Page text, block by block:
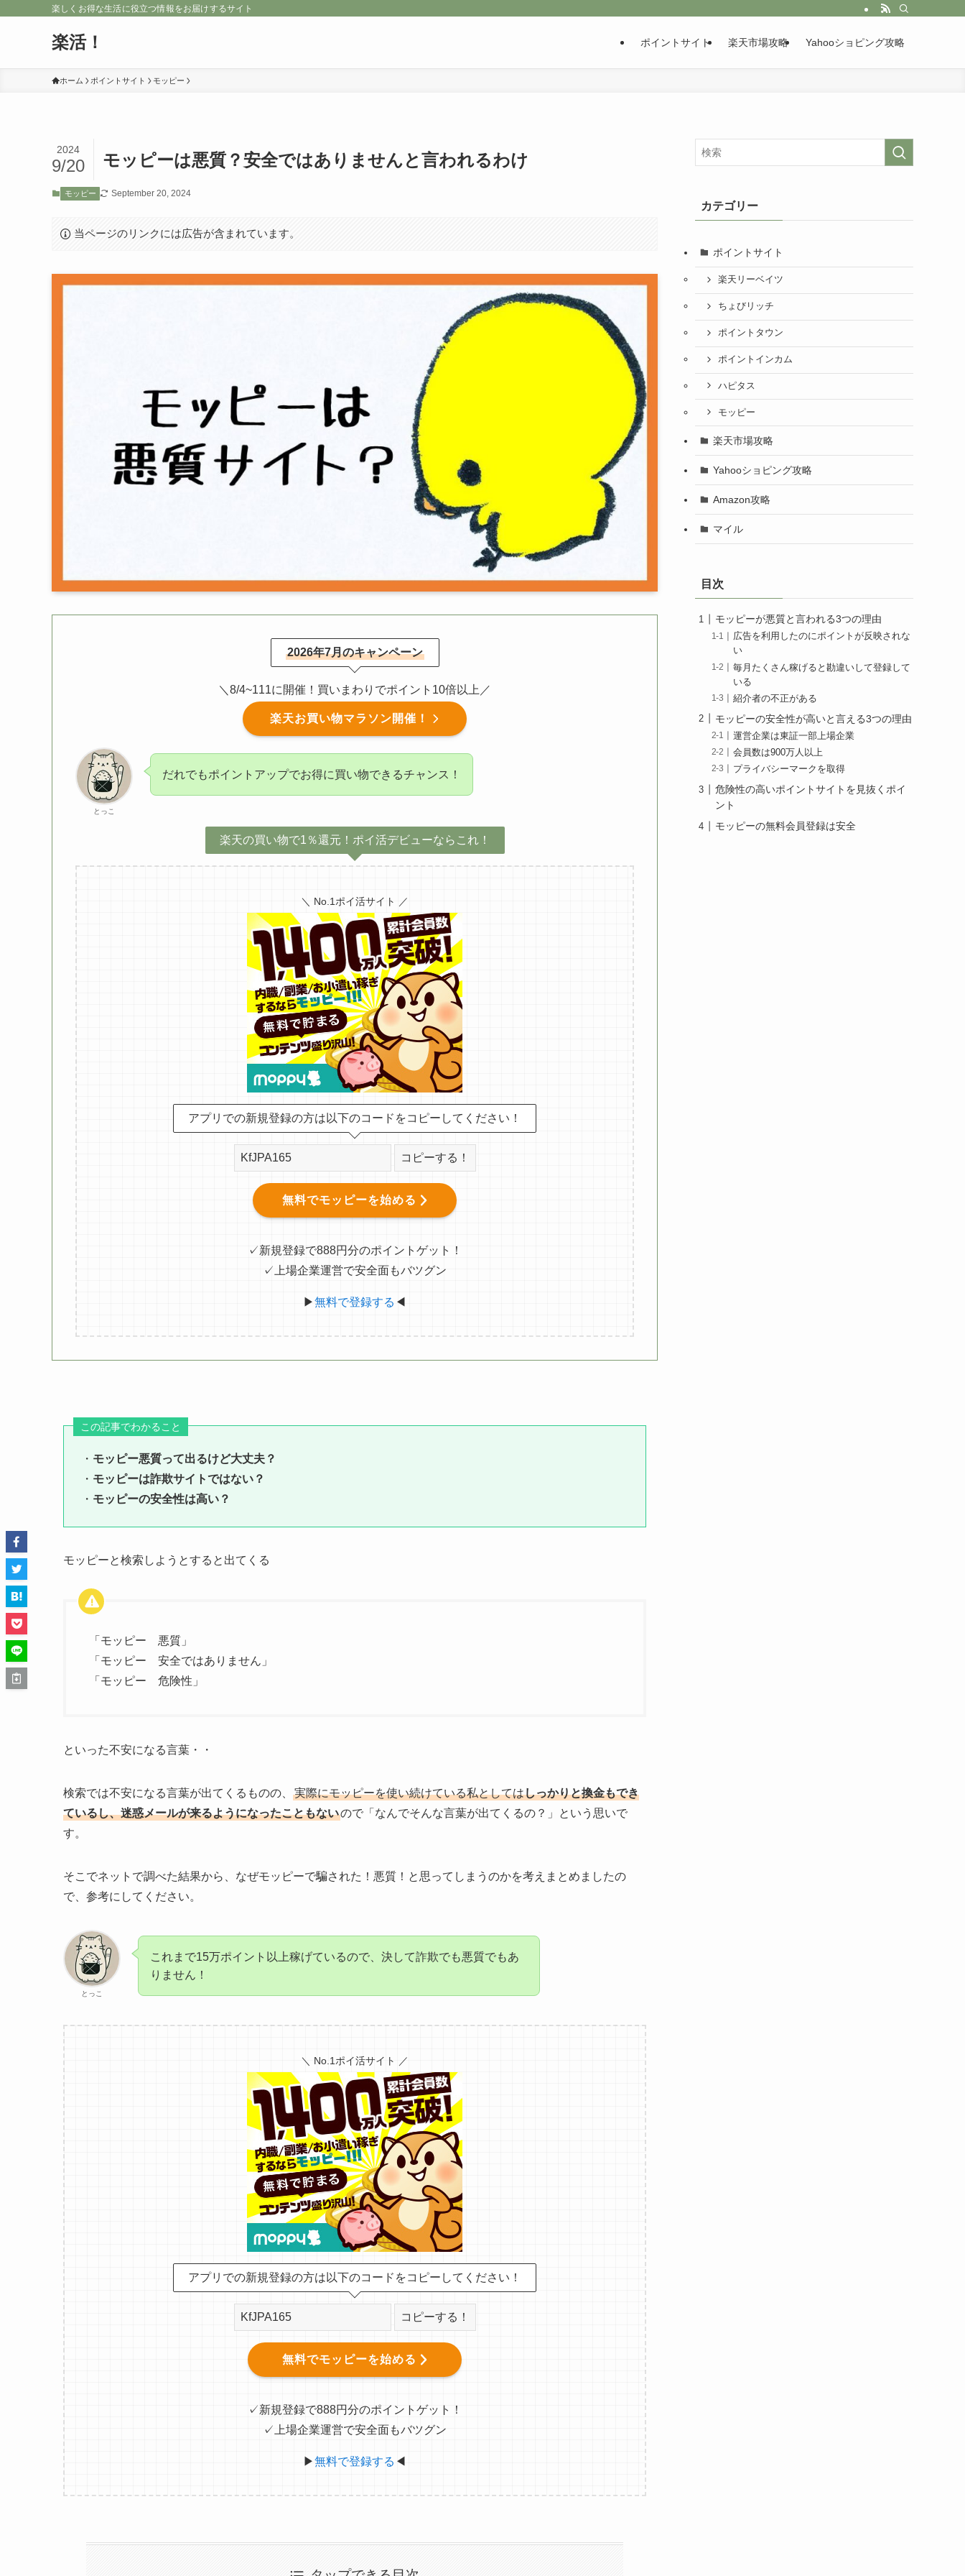
楽しくお得な生活に役立つ情報をお届けするサイト
楽活！ ポイントサイト 楽天市場攻略 Yahooショピング攻略
ホーム ポイントサイト モッピー
モッピーは悪質？安全ではありませんと言われるわけ
2024
9/20
モッピー September 20, 2024
当ページのリンクには広告が含まれています。
2026年7月のキャンペーン
＼8/4~111に開催！買いまわりでポイント10倍以上／
楽天お買い物マラソン開催！
とっこ
だれでもポイントアップでお得に買い物できるチャンス！
楽天の買い物で1％還元！ポイ活デビューならこれ！
＼ No.1ポイ活サイト ／
アプリでの新規登録の方は以下のコードをコピーしてください！
コピーする！
無料でモッピーを始める
✓新規登録で888円分のポイントゲット！
✓上場企業運営で安全面もバツグン
▶無料で登録する ◀
この記事でわかること
・ モッピー悪質って出るけど大丈夫？
・ モッピーは詐欺サイトではない？
・ モッピーの安全性は高い？
モッピーと検索しようとすると出てくる
「モッピー 悪質」
「モッピー 安全ではありません」
「モッピー 危険性」
といった不安になる言葉・・
検索では不安になる言葉が出てくるものの、 実際にモッピーを使い続けている私としてはしっかりと換金もでき
ているし、迷惑メールが来るようになったこともないので「なんでそんな言葉が出てくるの？」という思いで
す。
そこでネットで調べた結果から、なぜモッピーで騙された！悪質！と思ってしまうのかを考えまとめましたの
で、参考にしてください。
とっこ
これまで15万ポイント以上稼げているので、決して詐欺でも悪質でもあ
りません！
＼ No.1ポイ活サイト ／
アプリでの新規登録の方は以下のコードをコピーしてください！
コピーする！
無料でモッピーを始める
✓新規登録で888円分のポイントゲット！
✓上場企業運営で安全面もバツグン
▶無料で登録する ◀
カテゴリー
ポイントサイト
楽天リーベイツ
ちょびリッチ
ポイントタウン
ポイントインカム
ハピタス
モッピー
楽天市場攻略
Yahooショピング攻略
Amazon攻略
マイル
目次
モッピーが悪質と言われる3つの理由
広告を利用したのにポイントが反映されな
い
毎月たくさん稼げると勘違いして登録して
いる
紹介者の不正がある
モッピーの安全性が高いと言える3つの理由
運営企業は東証一部上場企業
会員数は900万人以上
プライバシーマークを取得
危険性の高いポイントサイトを見抜くポイ
ント
モッピーの無料会員登録は安全